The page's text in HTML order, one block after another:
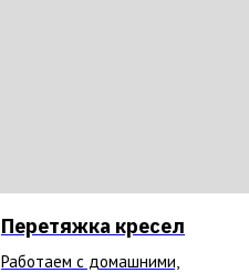
Перетяжка кресел
Работаем с домашними,